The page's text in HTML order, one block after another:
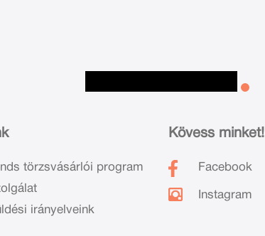
törzsvásárlói program
irányelveink
Kövess minket!
Facebook
Instagram